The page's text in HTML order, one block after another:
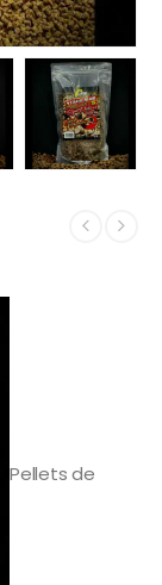
Pellets de